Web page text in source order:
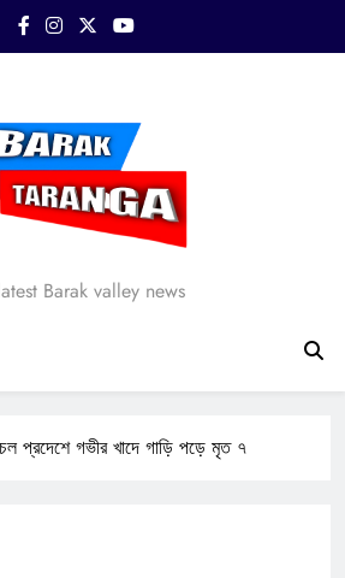
Taranga
Barak valley news
প্রদেশে গভীর খাদে গাড়ি পড়ে মৃত ৭